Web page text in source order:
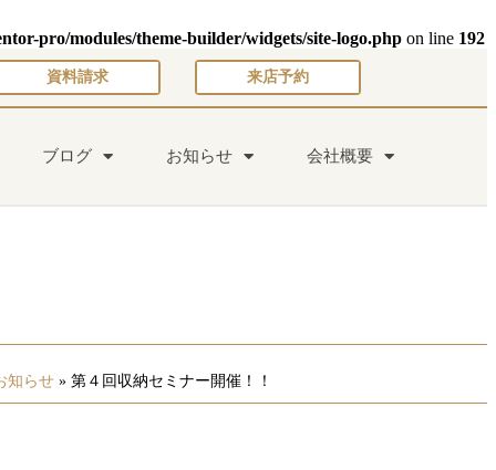
pro/modules/theme-builder/widgets/site-logo.php on line 192
資料請求 来店予約
ブログ お知らせ 会社概要
知らせ » 第４回収納セミナー開催！！